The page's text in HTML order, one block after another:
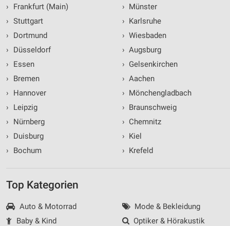
›
Frankfurt (Main)
› Stuttgart
›
Dortmund
›
Düsseldorf
›
Essen
›
Bremen
›
Hannover
›
Leipzig
›
Nürnberg
›
Duisburg
›
Bochum
› Münster
› Karlsruhe
› Wiesbaden
› Augsburg
› Gelsenkirchen
› Aachen
› Mönchengladbach
› Braunschweig
› Chemnitz
› Kiel
› Krefeld
Top Kategorien
Auto & Motorrad
Baby & Kind
Mode & Bekleidung
Optiker & Hörakustik